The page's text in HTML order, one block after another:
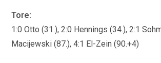
Tore:
1:0 Otto (31.), 2:0 Hennings (34.), 2:1
Macijewski (87.), 4:1 El-Zein (90.+4)